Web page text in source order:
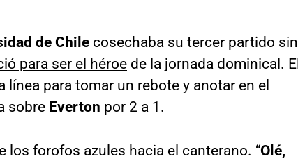
de Chile cosechaba su tercer partido sin
para ser el héroe de la jornada dominical. El
para tomar un rebote y anotar en el
sobre Everton por 2 a 1.
los forofos azules hacia el canterano. “Olé,